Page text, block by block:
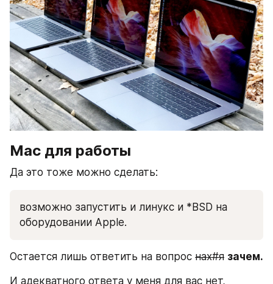
Mac для работы
Да это тоже можно сделать:
возможно запустить и линукс и *BSD на
оборудовании Apple.
Остается лишь ответить на вопрос нах#я зачем.
И адекватного ответа у меня для вас нет,